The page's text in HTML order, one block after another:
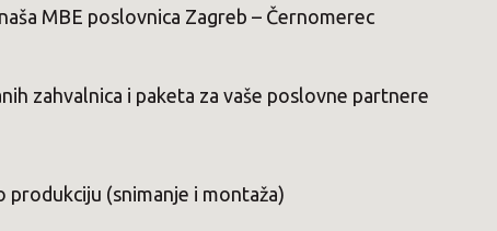
MBE poslovnica Zagreb – Černomerec
zahvalnica i paketa za vaše poslovne partnere
produkciju (snimanje i montaža)